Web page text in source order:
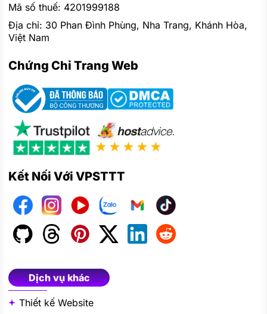
Mã số thuế: 4201999188
Địa chỉ: 30 Phan Đình Phùng, Nha Trang, Khánh Hòa,
Việt Nam
Chứng Chỉ Trang Web
★★★★★
Kết Nối Với VPSTTT
Dịch vụ khác
Thiết kế Website